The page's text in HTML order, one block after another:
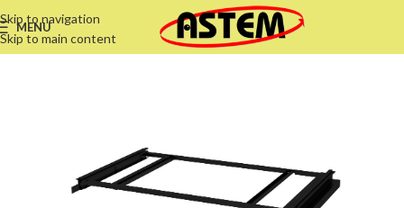
Skip to navigation
Skip to main content
MENU